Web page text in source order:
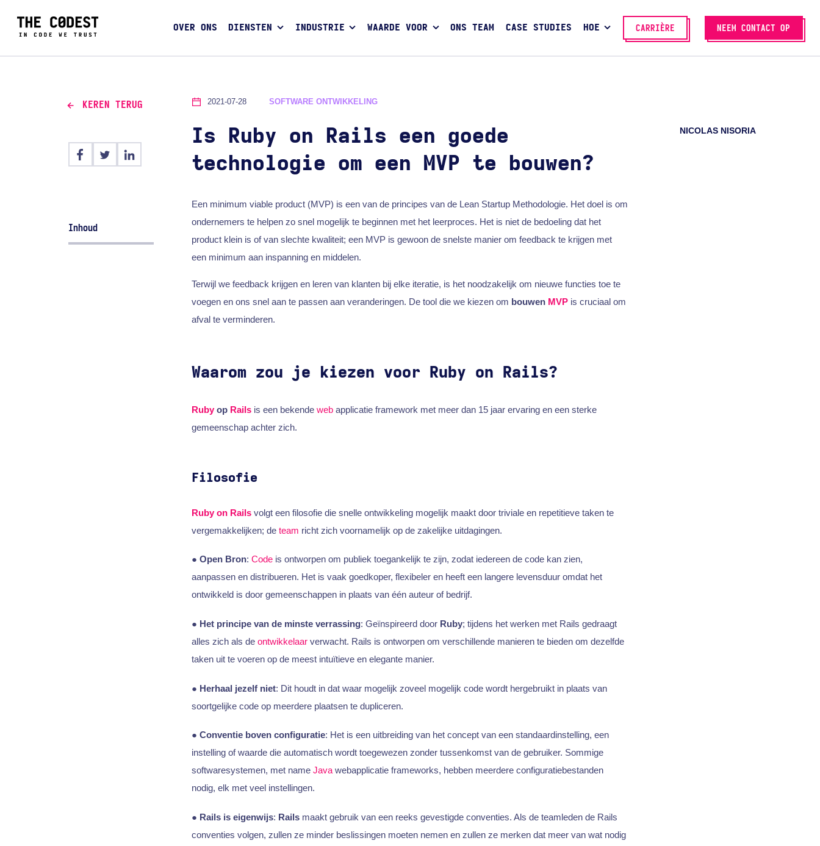
OVER ONS DIENSTEN INDUSTRIE WAARDE VOOR ONS TEAM CASE STUDIES HOE CARRIÈRE NEEM CONTACT OP
KEREN TERUG
Inhoud
2021-07-28 SOFTWARE ONTWIKKELING
Is Ruby on Rails een goede
technologie om een MVP te bouwen?
NICOLAS NISORIA
Een minimum viable product (MVP) is een van de principes van de Lean Startup Methodologie. Het doel is om
ondernemers te helpen zo snel mogelijk te beginnen met het leerproces. Het is niet de bedoeling dat het
product klein is of van slechte kwaliteit; een MVP is gewoon de snelste manier om feedback te krijgen met
een minimum aan inspanning en middelen.
Terwijl we feedback krijgen en leren van klanten bij elke iteratie, is het noodzakelijk om nieuwe functies toe te
voegen en ons snel aan te passen aan veranderingen. De tool die we kiezen om bouwen MVPis cruciaal om
afval te verminderen.
Waarom zou je kiezen voor Ruby on Rails?
Rubyop Railsis een bekende webapplicatie framework met meer dan 15 jaar ervaring en een sterke
gemeenschap achter zich.
Filosofie
Ruby on Railsvolgt een filosofie die snelle ontwikkeling mogelijk maakt door triviale en repetitieve taken te
vergemakkelijken; de team richt zich voornamelijk op de zakelijke uitdagingen.
● Open Bron: Codeis ontworpen om publiek toegankelijk te zijn, zodat iedereen de code kan zien,
aanpassen en distribueren. Het is vaak goedkoper, flexibeler en heeft een langere levensduur omdat het
ontwikkeld is door gemeenschappen in plaats van één auteur of bedrijf.
● Het principe van de minste verrassing: Geïnspireerd door Ruby; tijdens het werken met Rails gedraagt
alles zich als de ontwikkelaarverwacht. Rails is ontworpen om verschillende manieren te bieden om dezelfde
taken uit te voeren op de meest intuïtieve en elegante manier.
● Herhaal jezelf niet: Dit houdt in dat waar mogelijk zoveel mogelijk code wordt hergebruikt in plaats van
soortgelijke code op meerdere plaatsen te dupliceren.
● Conventie boven configuratie: Het is een uitbreiding van het concept van een standaardinstelling, een
instelling of waarde die automatisch wordt toegewezen zonder tussenkomst van de gebruiker. Sommige
softwaresystemen, met name Javawebapplicatie frameworks, hebben meerdere configuratiebestanden
nodig, elk met veel instellingen.
● Rails is eigenwijs: Railsmaakt gebruik van een reeks gevestigde conventies. Als de teamleden de Rails
conventies volgen, zullen ze minder beslissingen moeten nemen en zullen ze merken dat meer van wat nodig